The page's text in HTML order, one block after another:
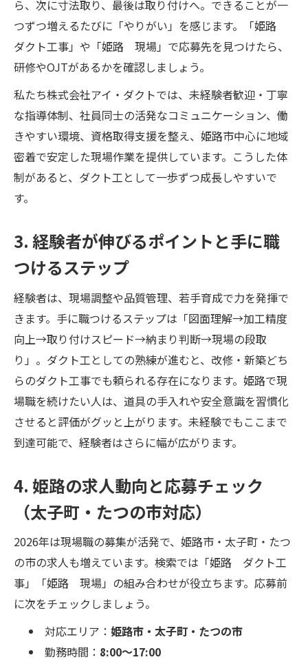
ら、次に寸法取り、最後は取り付けへ。できることが一
つずつ増えるたびに「やりがい」を感じます。「姫路
ダクト工事」や「姫路 現場」で応募先を見つけたら、
研修やOJTがあるかを確認しましょう。
私たち株式会社アイ・ダクトでは、未経験者歓迎・丁寧
な指導体制、社員同士の活発なコミュニケーション、働
きやすい環境、資格取得支援を整え、姫路市中心に地域
密着で安定した現場作業を提供しています。こうした体
制があると、ダクト工として一歩ずつ成長しやすいで
す。
3. 経験者が伸びるポイントと手に職
つけるステップ
経験者は、現場調整や品質管理、若手育成で力を発揮で
きます。手に職つけるステップは「図面理解→加工精度
向上→取り付けスピード→納まり判断→現場の段取
り」。ダクト工としての熟練が進むと、改修・新築どち
らのダクト工事でも頼られる存在になります。姫路で現
場職を続けたい人は、道具の手入れや安全意識を習慣化
させると評価がグッと上がります。未経験でもここまで
到達可能で、経験者はさらに幅が広がります。
4. 姫路の求人動向と応募チェック
（太子町・たつの市対応）
2026年は現場職の募集が活発で、姫路市・太子町・たつ
の市の求人も増えています。検索では「姫路 ダクト工
事」「姫路 現場」の組み合わせが役立ちます。応募前
に次をチェックしましょう。
対応エリア：姫路市・太子町・たつの市
勤務時間： 8:00〜17:00